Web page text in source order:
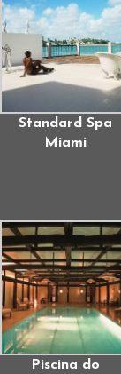
Standard Spa
Miami
Piscina do